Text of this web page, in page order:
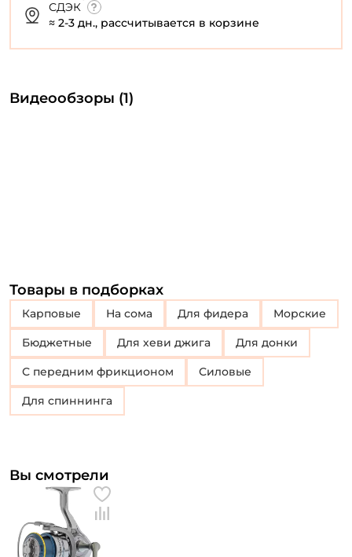
СДЭК
≈ 2-3 дн., рассчитывается в корзине
Видеообзоры (1)
Товары в подборках
Карповые На сома Для фидера Морские
Бюджетные Для хеви джига для донки
с передним фрикционом Силовые
Для спиннинга
Вы смотрели